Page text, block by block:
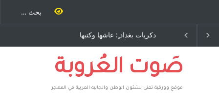
المستمر - قلم : راسم عبيدات
دكريات بغداد ٍ: عاشها وكتبها
:وليد رباح – نيوجرسي –
الولايات المتحدة الامريكية
كتب
يقهر
صَوت العُروبة
موقع وورقية تعنى بشئون الوطن والجاليه العربية في المهجر